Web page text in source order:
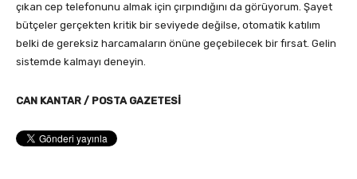
çıkan cep telefonunu almak için çırpındığını da görüyorum. Şayet
bütçeler gerçekten kritik bir seviyede değilse, otomatik katılım
belki de gereksiz harcamaların önüne geçebilecek bir fırsat. Gelin
sistemde kalmayı deneyin.
CAN KANTAR / POSTA GAZETESİ